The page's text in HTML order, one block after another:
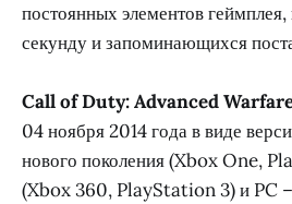
постоянных элементов
секунду и запоминающихся
Call of Duty: Advanced
04 ноября 2014 года в виде
нового поколения (Xbox One,
(Xbox 360, PlayStation 3) и PC